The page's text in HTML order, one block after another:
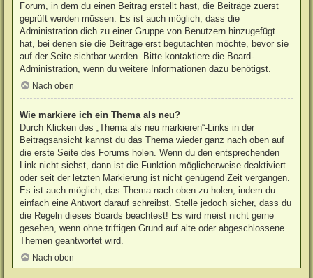
Forum, in dem du einen Beitrag erstellt hast, die Beiträge zuerst
geprüft werden müssen. Es ist auch möglich, dass die
Administration dich zu einer Gruppe von Benutzern hinzugefügt
hat, bei denen sie die Beiträge erst begutachten möchte, bevor sie
auf der Seite sichtbar werden. Bitte kontaktiere die Board-
Administration, wenn du weitere Informationen dazu benötigst.
Nach oben
Wie markiere ich ein Thema als neu?
Durch Klicken des „Thema als neu markieren“-Links in der
Beitragsansicht kannst du das Thema wieder ganz nach oben auf
die erste Seite des Forums holen. Wenn du den entsprechenden
Link nicht siehst, dann ist die Funktion möglicherweise deaktiviert
oder seit der letzten Markierung ist nicht genügend Zeit vergangen.
Es ist auch möglich, das Thema nach oben zu holen, indem du
einfach eine Antwort darauf schreibst. Stelle jedoch sicher, dass du
die Regeln dieses Boards beachtest! Es wird meist nicht gerne
gesehen, wenn ohne triftigen Grund auf alte oder abgeschlossene
Themen geantwortet wird.
Nach oben